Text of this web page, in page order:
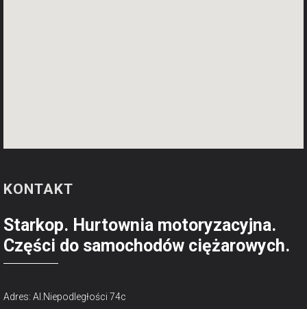
KONTAKT
Starkop. Hurtownia motoryzacyjna.
Części do samochodów ciężarowych.
Adres: Al.Niepodległości 74c